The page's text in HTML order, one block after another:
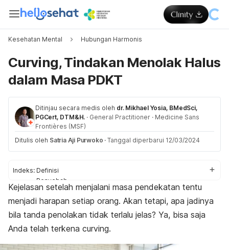
Kesehatan Mental Hubungan Harmonis
Curving, Tindakan Menolak Halus
dalam Masa PDKT
Ditinjau secara medis oleh dr. Mikhael Yosia, BMedSci,
PGCert, DTM&H. · General Practitioner · Medicine Sans
Frontières (MSF)
Ditulis oleh Satria Aji Purwoko · Tanggal diperbarui 12/03/2024
Indeks: Definisi
Penyebab
Tanda-tanda
Tips menghadapi
Kejelasan setelah menjalani masa pendekatan tentu
menjadi harapan setiap orang. Akan tetapi, apa jadinya
bila tanda penolakan tidak terlalu jelas? Ya, bisa saja
Anda telah terkena curving.